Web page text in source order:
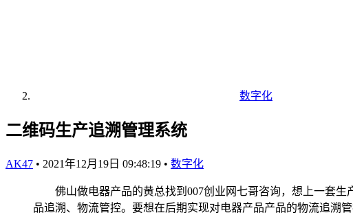
数字化
二维码生产追溯管理系统
AK47 • 2021年12月19日 09:48:19 • 数字化
佛山做电器产品的黄总找到007创业网七哥咨询，想上一套生
品追溯、物流管控。要想在后期实现对电器产品产品的物流追溯